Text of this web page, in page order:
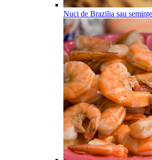
Nuci de Brazilia sau